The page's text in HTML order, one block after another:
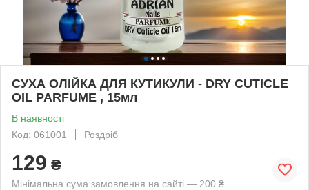
СУХА ОЛІЙКА ДЛЯ КУТИКУЛИ - DRY CUTICLE
OIL PARFUME , 15мл
В наявності
Код: 061001
Роздріб
129 ₴
Мінімальна сума замовлення на сайті — 200 ₴